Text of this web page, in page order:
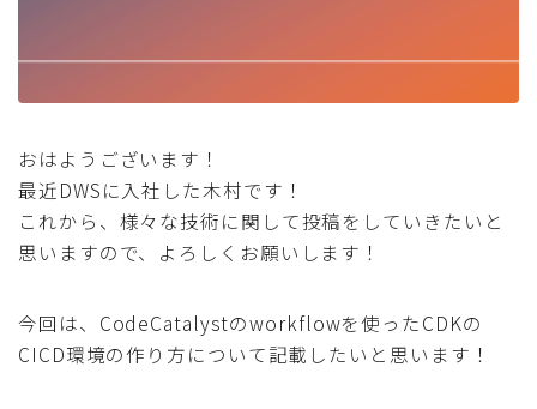
採用
公式ページ
おはようございます！
最近DWSに入社した木村です！
これから、様々な技術に関して投稿をしていきたいと
思いますので、よろしくお願いします！
今回は、CodeCatalystのworkflowを使ったCDKの
CICD環境の作り方について記載したいと思います！